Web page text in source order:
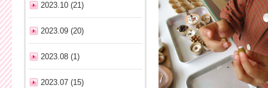
2023.10 (21)
2023.09 (20)
2023.08 (1)
2023.07 (15)